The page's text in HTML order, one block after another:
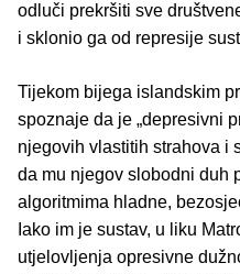
odluči prekršiti sve
i sklonio ga od represije
Tijekom bijega islandskim
spoznaje da je „depresivni
njegovih vlastitih strahova i
da mu njegov slobodni duh
algoritmima hladne,
Iako im je sustav, u liku
utjelovljenja opresivne